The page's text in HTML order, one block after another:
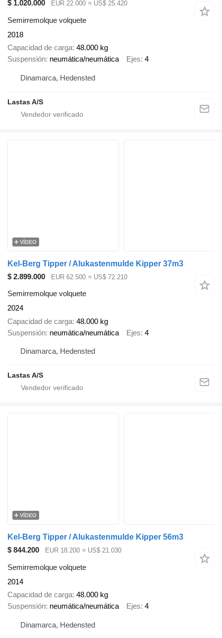
$ 1.020.000 EUR 22.000 ≈ US$ 25.420
Semirremolque volquete
2018
Capacidad de carga 48.000 kg
Suspensión neumática/neumática Ejes 4
Dinamarca, Hedensted
Lastas A/S
VÍDEO
Kel-Berg Tipper / Alukastenmulde Kipper 37m3
$ 2.899.000
EUR 62.500 ≈ US$ 72.210
Semirremolque volquete
2024
Capacidad de carga 48.000 kg
Suspensión neumática/neumática Ejes 4
Dinamarca, Hedensted
Lastas A/S
VÍDEO
Kel-Berg Tipper / Alukastenmulde Kipper 56m3
$ 844.200
EUR 18.200 ≈ US$ 21.030
Semirremolque volquete
2014
Capacidad de carga 48.000 kg
Suspensión neumática/neumática Ejes 4
Dinamarca, Hedensted